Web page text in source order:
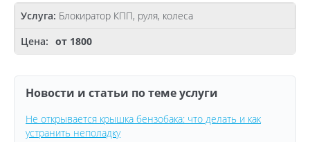
Блокиратор КПП, руля, колеса
от 1800
Новости и статьи по теме услуги
Не открывается крышка бензобака: что делать и как
устранить неполадку